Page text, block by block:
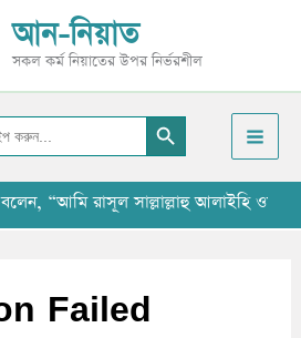
আন-নিয়াত
সকল কর্ম নিয়াতের উপর নির্ভরশীল
Search Button
বলেন, “আমি রাসূল সাল্লাল্লাহু আলাইহি
Failed